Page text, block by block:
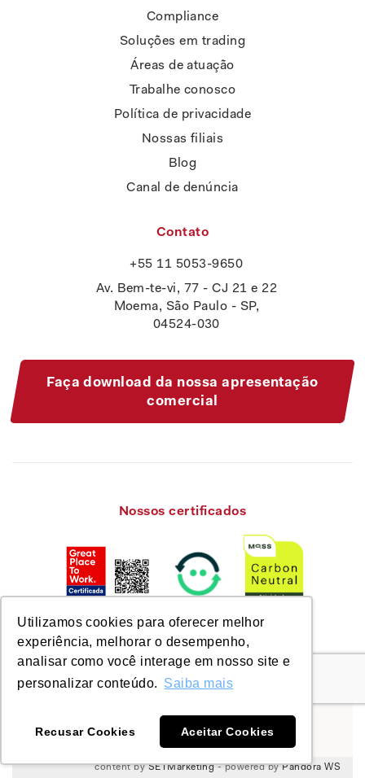
Utilizamos cookies para oferecer melhor
experiência, melhorar o desempenho,
analisar como você interage em nosso site e
personalizar conteúdo. Saiba mais
Recusar Cookies Aceitar Cookies
Compliance
Soluções em trading
Áreas de atuação
Trabalhe conosco
Política de privacidade
Nossas filiais
Blog
Canal de denúncia
Contato
+55 11 5053-9650
Av. Bem-te-vi, 77 - CJ 21 e 22
Moema, São Paulo - SP,
04524-030
Faça download da nossa apresentação
comercial
Nossos certificados
content bySETMarketing- powered byPandora WS